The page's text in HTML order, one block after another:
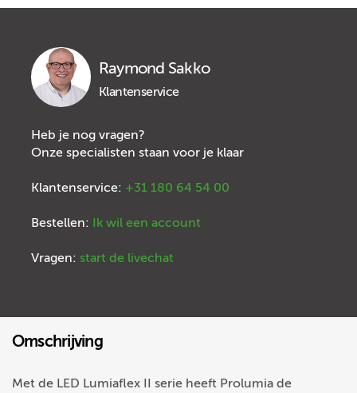
Raymond Sakko
Klantenservice
Heb je nog vragen?
Onze specialisten staan voor je klaar
Klantenservice: +31 180 64 54 00
Bestellen: Ik wil een account
Vragen: start de livechat
Omschrijving
Met de LED Lumiaflex II serie heeft Prolumia de